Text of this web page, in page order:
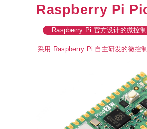
Raspberry Pi
Raspberry Pi 官方设计的微控
采用 Raspberry Pi 自主研发的微控